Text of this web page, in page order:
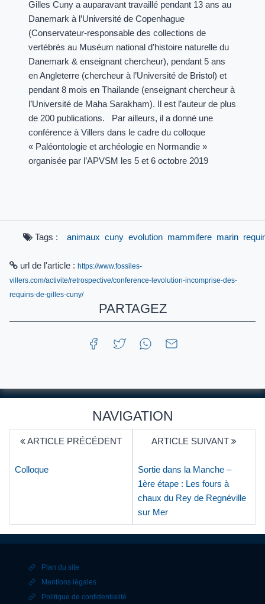
Gilles Cuny a auparavant travaillé pendant 13 ans au
Danemark à l’Université de Copenhague
(Conservateur-responsable des collections de
vertébrés au Muséum national d’histoire naturelle du
Danemark & enseignant chercheur), pendant 5 ans
en Angleterre (chercheur à l’Université de Bristol) et
pendant 8 mois en Thailande (enseignant chercheur à
l’Université de Maha Sarakham). Il est l’auteur de plus
de 200 publications. Par ailleurs, il a donné une
conférence à Villers dans le cadre du colloque
« Paléontologie et archéologie en Normandie »
organisée par l’APVSM les 5 et 6 octobre 2019
Tags : animaux cuny evolution mammifere marin
url de l'article : https://www.fossiles-
villers.com/activite/retrospective/conference-levolution-incomprise-des-
requins-de-gilles-cuny/
PARTAGEZ
NAVIGATION
ARTICLE PRÉCÉDENT
Colloque
ARTICLE SUIVANT
Sortie dans la Manche –
1ère étape : Les fours à
chaux du Rey de Regnéville
sur Mer
Plan du site
Mentions légales
Politique de confidentialité